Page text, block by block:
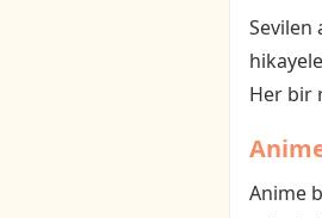
Sevilen
Her bir
Anime